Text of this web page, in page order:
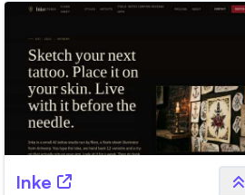
Inke